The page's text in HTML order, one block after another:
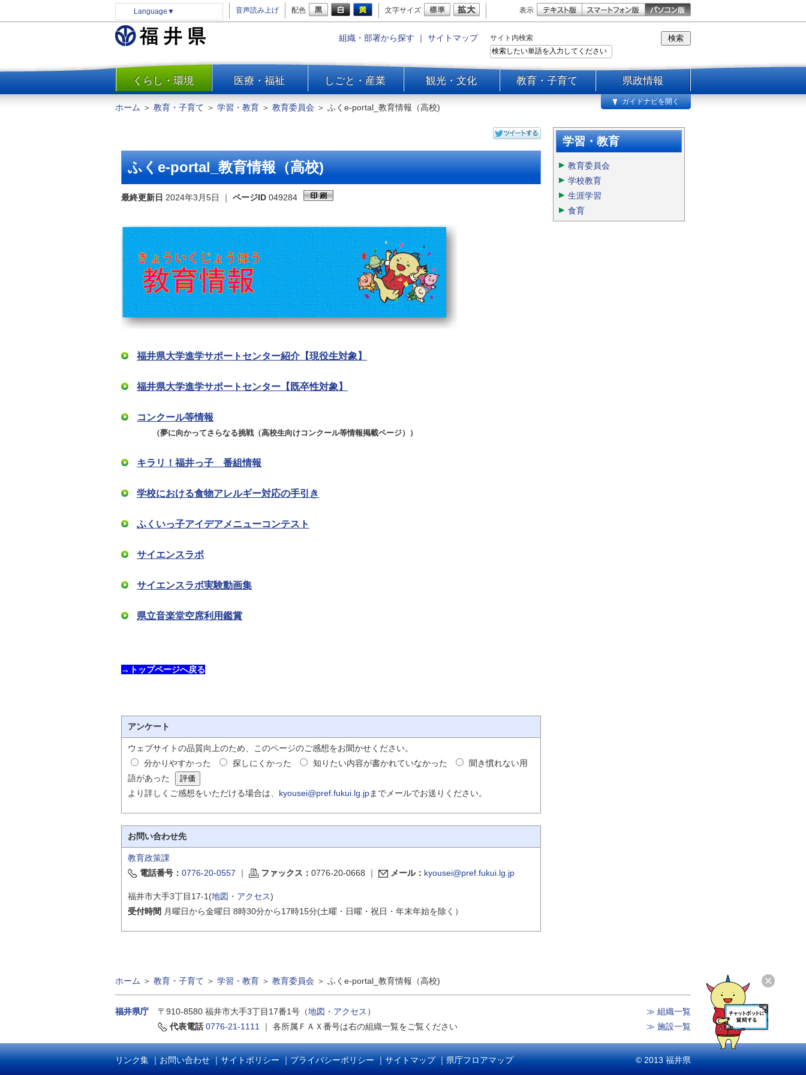
Language ▼ 音声読み上げ 配色 文字サイズ 表示
組織・部署から探す ｜ サイトマップ サイト内検索
一覧
くらし・環境 医療・福祉 しごと・産業 観光・文化 教育・子育て 県政情報
防災
水道・エネルギー
住まい・土地
環境問題・廃棄物対策・リサ
イクル
交通・道路
河川・砂防・港湾
自然
ホーム ＞ 教育・子育て ＞ 学習・教育 ＞ 教育委員会 ＞ ふくe-portal_教育情報（高校)
ガイドナビを開く
ふくe-portal_教育情報（高校)
最終更新日 2024年3月5日 ｜ ページID 049284
福井県大学進学サポートセンター紹介【現役生対象】
福井県大学進学サポートセンター【既卒性対象】
コンクール等情報
（夢に向かってさらなる挑戦（高校生向けコンクール等情報掲載ページ））
キラリ！福井っ子 番組情報
学校における食物アレルギー対応の手引き
ふくいっ子アイデアメニューコンテスト
サイエンスラボ
サイエンスラボ実験動画集
県立音楽堂空席利用鑑賞
→トップページへ戻る
アンケート
ウェブサイトの品質向上のため、このページのご感想をお聞かせください。
分かりやすかった
探しにくかった 知りたい内容が書かれていなかった
聞き慣れない用
語があった
より詳しくご感想をいただける場合は、 kyousei@pref.fukui.lg.jpまでメールでお送りください。
お問い合わせ先
教育政策課
電話番号： 0776-20-0557 ｜ ファックス： 0776-20-0668 ｜ メール： kyousei@pref.fukui.lg.jp
福井市大手3丁目17-1(地図・アクセス)
受付時間 月曜日から金曜日 8時30分から17時15分(土曜・日曜・祝日・年末年始を除く）
学習・教育
教育委員会
学校教育
生涯学習
食育
ホーム ＞ 教育・子育て ＞ 学習・教育 ＞ 教育委員会 ＞ ふくe-portal_教育情報（高校)
福井県庁 〒910-8580 福井市大手3丁目17番1号（地図・アクセス ）
代表電話 0776-21-1111 ｜ 各所属ＦＡＸ番号は右の組織一覧をご覧ください
≫ 組織一覧
≫ 施設一覧
リンク集｜お問い合わせ｜サイトポリシー｜プライバシーポリシー｜サイトマップ｜県庁フロアマップ © 2013 福井県